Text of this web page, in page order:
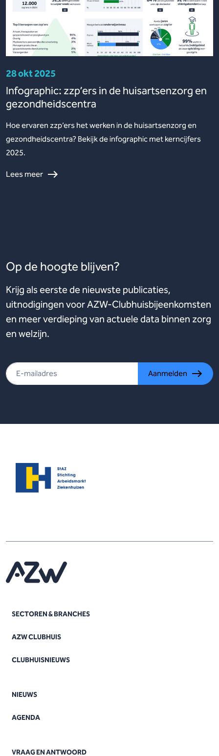
28 okt 2025
Infographic: zzp’ers in de huisartsenzorg en
gezondheidscentra
Hoe ervaren zzp’ers het werken in de huisartsenzorg en
gezondheidscentra? Bekijk de infographic met kerncijfers
2025.
Lees meer
Op de hoogte blijven?
Krijg als eerste de nieuwste publicaties,
uitnodigingen voor AZW-Clubhuisbijeenkomsten
en meer verdieping van actuele data binnen zorg
en welzijn.
Aanmelden
SECTOREN & BRANCHES
AZW CLUBHUIS
CLUBHUISNIEUWS
NIEUWS
AGENDA
VRAAG EN ANTWOORD